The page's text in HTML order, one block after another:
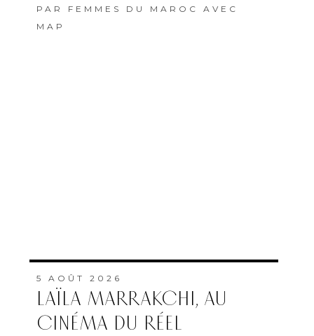
PAR FEMMES DU MAROC AVEC
MAP
5 AOÛT 2026
LAÏLA MARRAKCHI, AU
CINÉMA DU RÉEL